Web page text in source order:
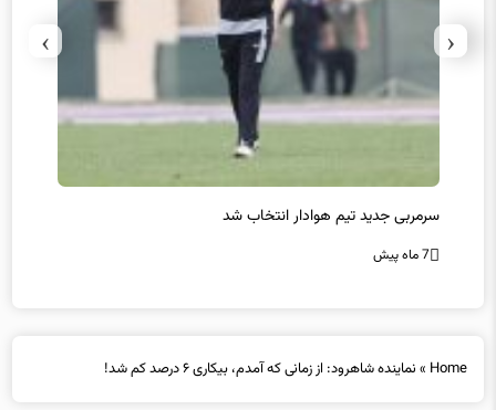
سرمربی جدید تیم هوادار انتخاب شد
7 ماه پیش
‹
›
Home
» نماینده شاهرود: از زمانی که آمدم، بیکاری ۶ درصد کم شد!